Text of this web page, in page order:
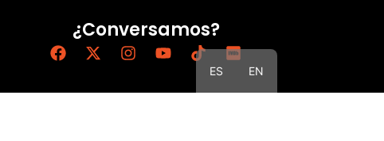
¿Conversamos?
ES EN